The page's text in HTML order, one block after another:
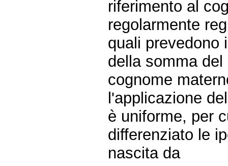
riferimento al
regolarmente
quali prevedono
della somma
cognome
l'applicazione
è uniforme, per
differenziato le
nascita da